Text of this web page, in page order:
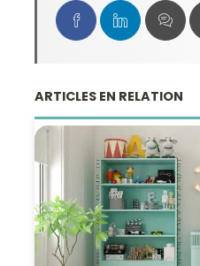
ARTICLES EN RELATION